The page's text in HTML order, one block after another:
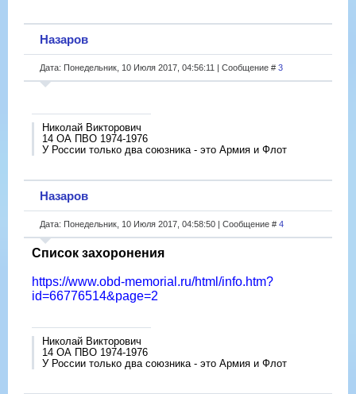
Назаров
Дата: Понедельник, 10 Июля 2017, 04:56:11 | Сообщение # 3
Николай Викторович
14 ОА ПВО 1974-1976
У России только два союзника - это Армия и Флот
Назаров
Дата: Понедельник, 10 Июля 2017, 04:58:50 | Сообщение # 4
Список захоронения
https://www.obd-memorial.ru/html/info.htm?
id=66776514&page=2
Николай Викторович
14 ОА ПВО 1974-1976
У России только два союзника - это Армия и Флот